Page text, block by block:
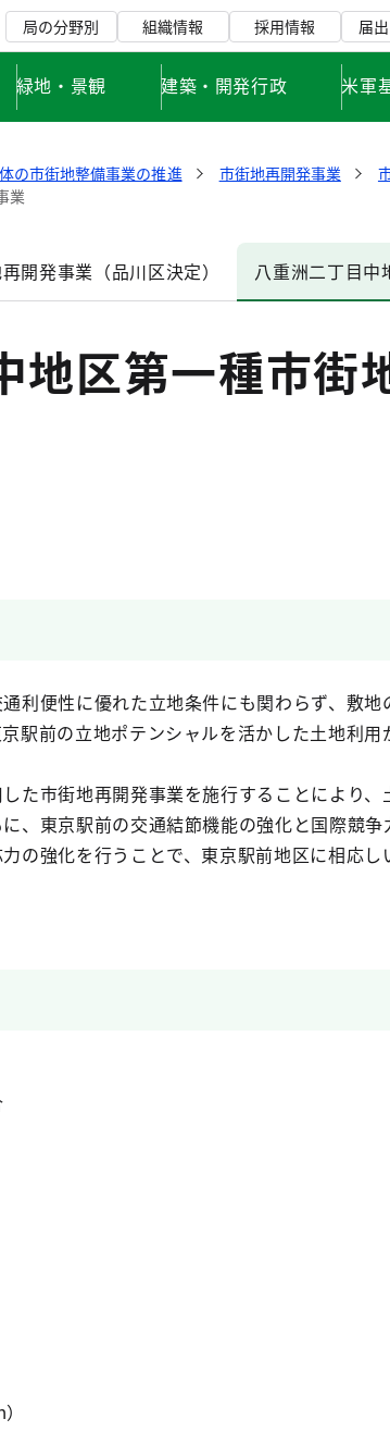
局の分野別 組織情報 採用情報 届
緑地・景観 建築・開発行政 米軍
の市街地整備事業の推進 市街地再開発事業
業
開発事業（品川区決定） 八重洲二丁目中
地区第一種市街
利便性に優れた立地条件にも関わらず、敷地
駅前の立地ポテンシャルを活かした土地利用
た市街地再開発事業を施行することにより、
、東京駅前の交通結節機能の強化と国際競
の強化を行うことで、東京駅前地区に相応し